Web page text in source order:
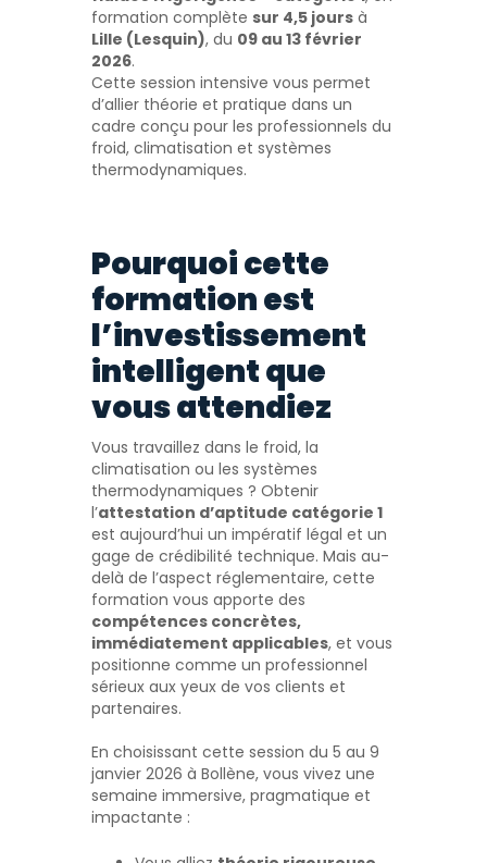
formation complète sur 4,5 jours à
Lille (Lesquin), du 09 au 13 février
2026.
Cette session intensive vous permet
d’allier théorie et pratique dans un
cadre conçu pour les professionnels du
froid, climatisation et systèmes
thermodynamiques.
Pourquoi cette
formation est
l’investissement
intelligent que
vous attendiez
Vous travaillez dans le froid, la
climatisation ou les systèmes
thermodynamiques ? Obtenir
l’attestation d’aptitude catégorie 1
est aujourd’hui un impératif légal et un
gage de crédibilité technique. Mais au-
delà de l’aspect réglementaire, cette
formation vous apporte des
compétences concrètes,
immédiatement applicables, et vous
positionne comme un professionnel
sérieux aux yeux de vos clients et
partenaires.
En choisissant cette session du 5 au 9
janvier 2026 à Bollène, vous vivez une
semaine immersive, pragmatique et
impactante :